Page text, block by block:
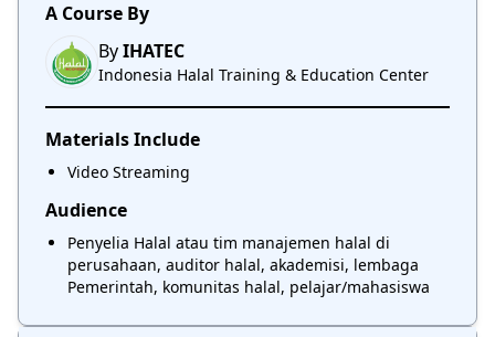
A Course By
ByIHATEC
Indonesia Halal Training & Education Center
Materials Include
Video Streaming
Audience
Penyelia Halal atau tim manajemen halal di
perusahaan, auditor halal, akademisi, lembaga
Pemerintah, komunitas halal, pelajar/mahasiswa